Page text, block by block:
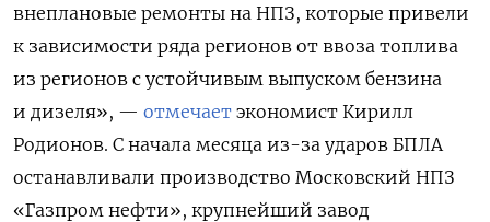
внеплановые ремонты на НПЗ, которые привели
к зависимости ряда регионов от ввоза топлива
из регионов с устойчивым выпуском бензина
и дизеля», — отмечает экономист Кирилл
Родионов. С начала месяца из-за ударов БПЛА
останавливали производство Московский НПЗ
«Газпром нефти», крупнейший завод